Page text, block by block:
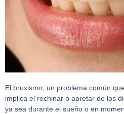
El bruxismo, un problema común
implica el rechinar o apretar de los
ya sea durante el sueño o en